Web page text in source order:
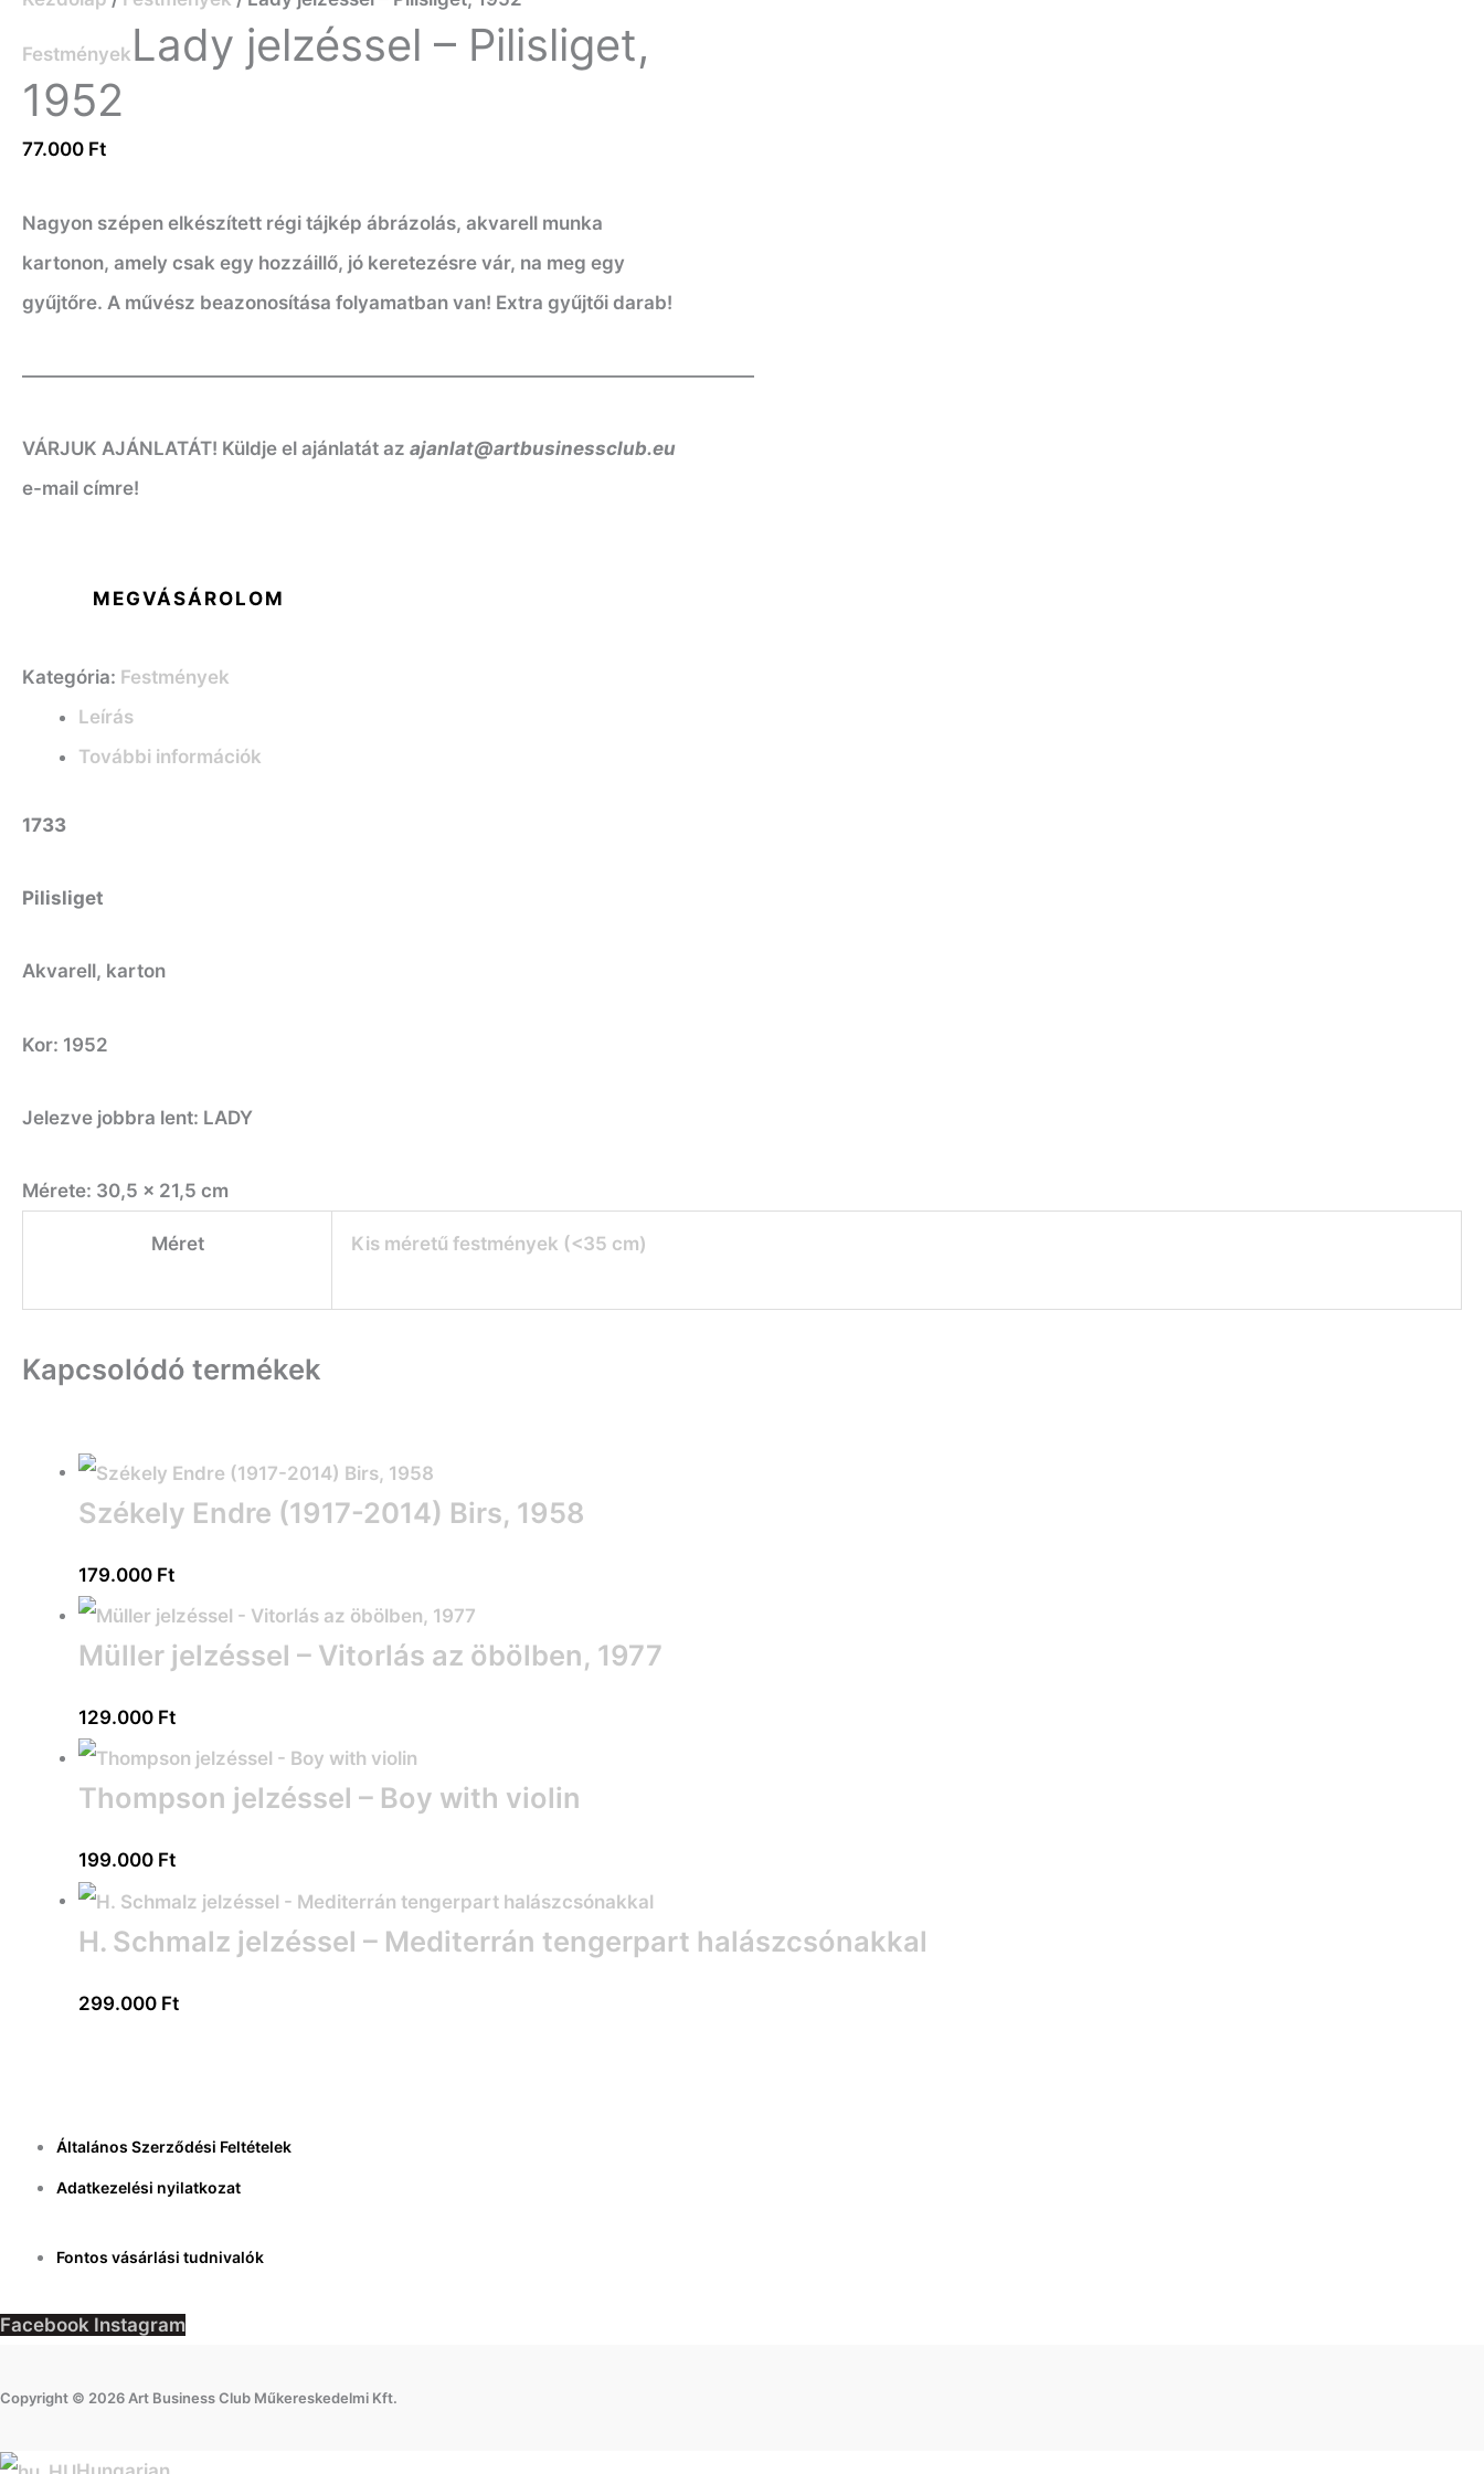
Festmények Lady jelzéssel – Pilisliget,
1952
77.000 Ft
Nagyon szépen elkészített régi tájkép ábrázolás, akvarell munka
kartonon, amely csak egy hozzáillő, jó keretezésre vár, na meg egy
gyűjtőre. A művész beazonosítása folyamatban van! Extra gyűjtői darab!
———————————————————————————————————————
VÁRJUK AJÁNLATÁT! Küldje el ajánlatát az ajanlat@artbusinessclub.eu
e-mail címre!
MEGVÁSÁROLOM
Kategória: Festmények
Leírás
További információk
1733
Pilisliget
Akvarell, karton
Kor: 1952
Jelezve jobbra lent: LADY
Mérete: 30,5 x 21,5 cm
Méret Kis méretű festmények (<35 cm)
Kapcsolódó termékek
Székely Endre (1917-2014) Birs, 1958
179.000 Ft
Müller jelzéssel – Vitorlás az öbölben, 1977
129.000 Ft
Thompson jelzéssel – Boy with violin
199.000 Ft
H. Schmalz jelzéssel – Mediterrán tengerpart halászcsónakkal
299.000 Ft
Általános Szerződési Feltételek
Adatkezelési nyilatkozat
Fontos vásárlási tudnivalók
Facebook Instagram
Copyright © 2026 Art Business Club Műkereskedelmi Kft.